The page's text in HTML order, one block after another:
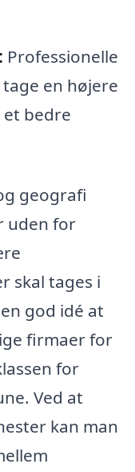
Professionelle
en højere
bedre
geografi
uden for
skal tages i
god idé at
firmaer for
for
Ved at
kan man